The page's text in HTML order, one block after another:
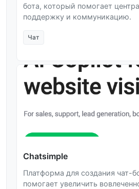
бота, который помогает
поддержку и коммуникацию.
Чат
Chatsimple
Платформа для создания чат-
помогает увеличить